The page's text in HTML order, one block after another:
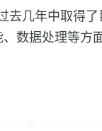
几年中取得
数据处理等方